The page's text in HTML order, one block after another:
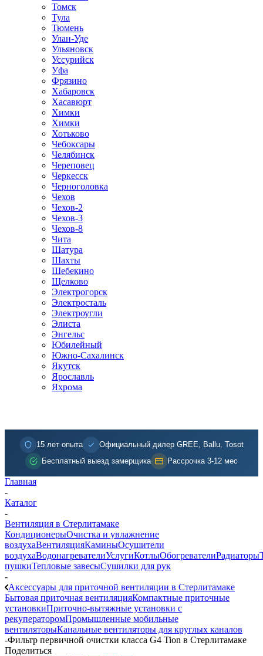
Томск
Тула
Тюмень
Улан-Уде
Ульяновск
Уссурийск
Уфа
Фрязино
Хабаровск
Хасавюрт
Химки
Химки
Хотьково
Чебоксары
Челябинск
Череповец
Черкесск
Черноголовка
Чехов
Чехов-2
Чехов-3
Чехов-8
Чита
Шатура
Шахты
Шебекино
Щелково
Электрогорск
Электросталь
Электроугли
Элиста
Энгельс
Юбилейный
Южно-Сахалинск
Якутск
Ярославль
Яхрома
15 лет опыта
Официальный дилер GREE, Ballu, Tosot
Бесплатный выезд замерщика
Рассрочка 3-12 мес
Главная
-
Каталог
-
Вентиляция в Стерлитамаке
КондиционерыОчистка и увлажнение
воздухаВентиляцияКаминыОсушители
воздухаВодонагревателиУслугиКотлыОбогревателиРадиаторы
пушкиТепловые завесыСушилки для рук
-
Аксессуары для приточной вентиляции в Стерлитамаке
Бытовая приточная вентиляцияКомпактные приточные
установкиПриточно-вытяжные установки с
рекуператоромПромышленные мобильные
вентиляторыКанальные вентиляторы для круглых каналов
-Фильтр первичной очистки класса G4 Tion в Стерлитамаке
Поделиться